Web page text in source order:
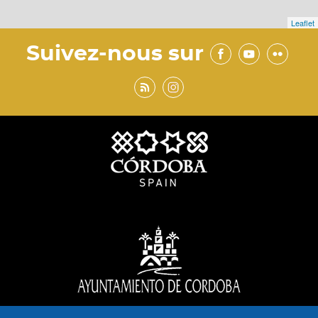
Leaflet
Suivez-nous sur